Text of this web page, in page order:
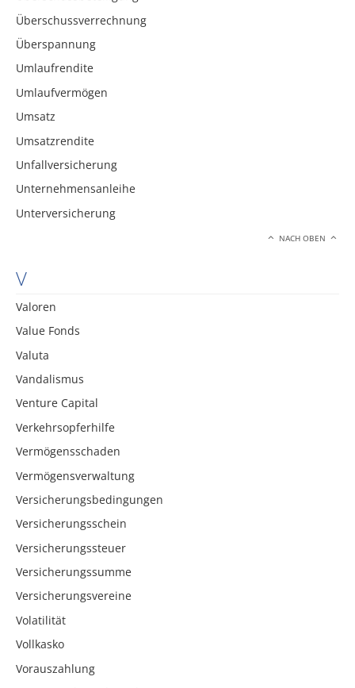
Überschussverrechnung
Überspannung
Umlaufrendite
Umlaufvermögen
Umsatz
Umsatzrendite
Unfallversicherung
Unternehmensanleihe
Unterversicherung
NACH OBEN
V
Valoren
Value Fonds
Valuta
Vandalismus
Venture Capital
Verkehrsopferhilfe
Vermögensschaden
Vermögensverwaltung
Versicherungsbedingungen
Versicherungsschein
Versicherungssteuer
Versicherungssumme
Versicherungsvereine
Volatilität
Vollkasko
Vorauszahlung